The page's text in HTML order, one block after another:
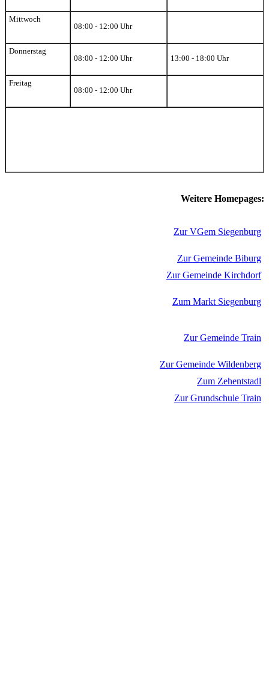
Mittwoch
08:00 - 12:00 Uhr
Donnerstag
08:00 - 12:00 Uhr
13:00 - 18:00 Uhr
Freitag
08:00 - 12:00 Uhr
Weitere Homepages:
Zur VGem Siegenburg
Zur Gemeinde Biburg
Zur Gemeinde Kirchdorf
Zum Markt Siegenburg
Zur Gemeinde Train
Zur Gemeinde Wildenberg
Zum Zehentstadl
Zur Grundschule Train